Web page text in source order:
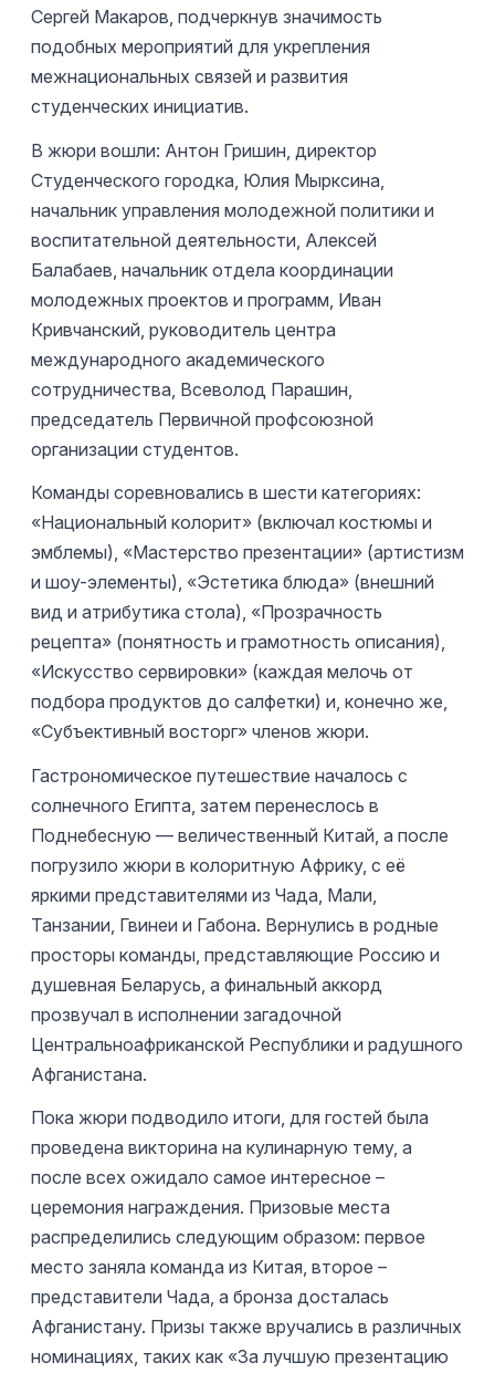
Сергей Макаров, подчеркнув значимость
подобных мероприятий для укрепления
межнациональных связей и развития
студенческих инициатив.
В жюри вошли: Антон Гришин, директор
Студенческого городка, Юлия Мырксина,
начальник управления молодежной политики и
воспитательной деятельности, Алексей
Балабаев, начальник отдела координации
молодежных проектов и программ, Иван
Кривчанский, руководитель центра
международного академического
сотрудничества, Всеволод Парашин,
председатель Первичной профсоюзной
организации студентов.
Команды соревновались в шести категориях:
«Национальный колорит» (включал костюмы и
эмблемы), «Мастерство презентации» (артистизм
и шоу-элементы), «Эстетика блюда» (внешний
вид и атрибутика стола), «Прозрачность
рецепта» (понятность и грамотность описания),
«Искусство сервировки» (каждая мелочь от
подбора продуктов до салфетки) и, конечно же,
«Субъективный восторг» членов жюри.
Гастрономическое путешествие началось с
солнечного Египта, затем перенеслось в
Поднебесную — величественный Китай, а после
погрузило жюри в колоритную Африку, с её
яркими представителями из Чада, Мали,
Танзании, Гвинеи и Габона. Вернулись в родные
просторы команды, представляющие Россию и
душевная Беларусь, а финальный аккорд
прозвучал в исполнении загадочной
Центральноафриканской Республики и радушного
Афганистана.
Пока жюри подводило итоги, для гостей была
проведена викторина на кулинарную тему, а
после всех ожидало самое интересное –
церемония награждения. Призовые места
распределились следующим образом: первое
место заняла команда из Китая, второе –
представители Чада, а бронза досталась
Афганистану. Призы также вручались в различных
номинациях, таких как «За лучшую презентацию